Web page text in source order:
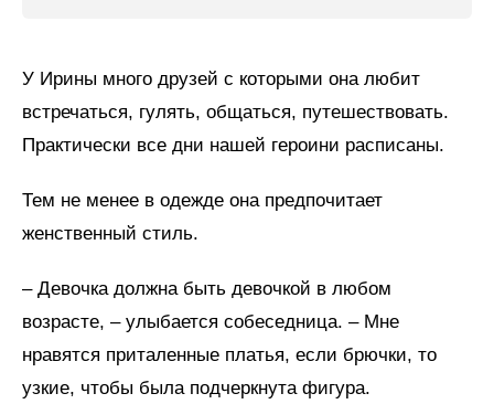
У Ирины много друзей с которыми она любит
встречаться, гулять, общаться, путешествовать.
Практически все дни нашей героини расписаны.
Тем не менее в одежде она предпочитает
женственный стиль.
– Девочка должна быть девочкой в любом
возрасте, – улыбается собеседница. – Мне
нравятся приталенные платья, если брючки, то
узкие, чтобы была подчеркнута фигура.